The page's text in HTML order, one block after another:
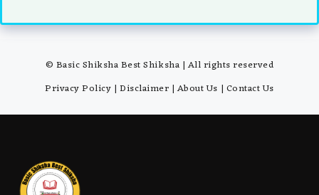
© Basic Shiksha Best Shiksha | All rights reserved
Privacy Policy |Disclaimer | About Us | Contact Us